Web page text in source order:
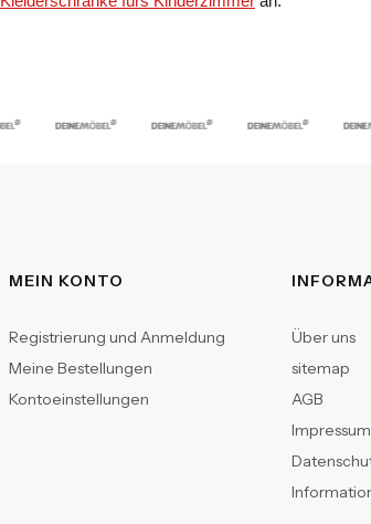
Fußzeilenmenü
MEIN KONTO
Registrierung und Anmeldung
Meine Bestellungen
Kontoeinstellungen
Über uns
sitemap
AGB
Impressum